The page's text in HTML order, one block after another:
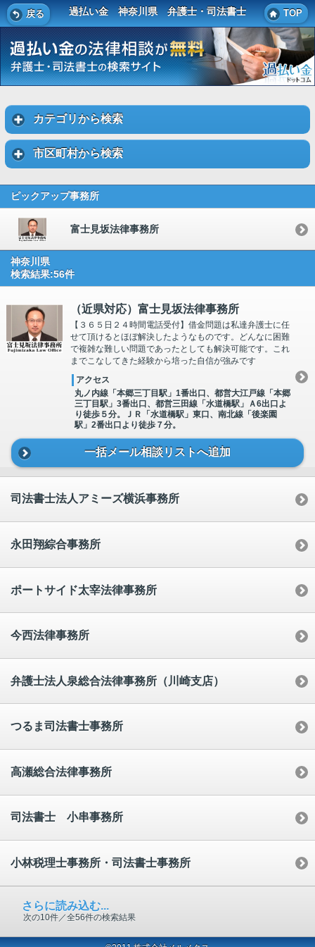
戻る 過払い金 神奈川県 弁護士・司法書士 TOP
カテゴリから検索
市区町村から検索
ピックアップ事務所
富士見坂法律事務所
神奈川県
検索結果:56件
（近県対応）富士見坂法律事務所
【３６５日２４時間電話受付】借金問題は私達弁護士に任
せて頂けるとほぼ解決したようなものです。どんなに困難
で複雑な難しい問題であったとしても解決可能です。これ
までこなしてきた経験から培った自信が強みです
アクセス
丸ノ内線「本郷三丁目駅」1番出口、都営大江戸線「本郷
三丁目駅」3番出口、都営三田線「水道橋駅」Ａ6出口よ
り徒歩５分。ＪＲ「水道橋駅」東口、南北線「後楽園
駅」2番出口より徒歩７分。
一括メール相談リストへ追加
司法書士法人アミーズ横浜事務所
永田翔綜合事務所
ポートサイド太宰法律事務所
今西法律事務所
弁護士法人泉総合法律事務所（川崎支店）
つるま司法書士事務所
高瀬総合法律事務所
司法書士 小串事務所
小林税理士事務所・司法書士事務所
さらに読み込む...
次の10件／全56件の検索結果